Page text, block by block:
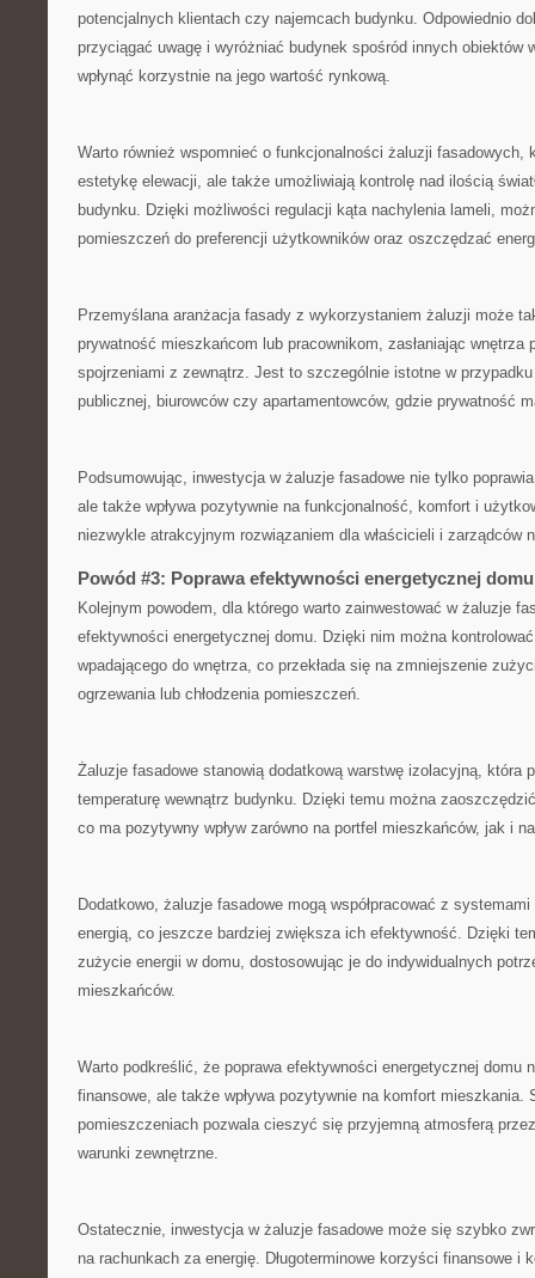
potencjalnych klientach​ czy najemcach budynku. ⁢Odpowiednio
⁢przyciągać uwagę i wyróżniać⁣ budynek spośród innych⁤ obiektów
wpłynąć korzystnie na jego wartość ⁣rynkową.
Warto również wspomnieć o funkcjonalności żaluzji‌ fasadowych,
estetykę ⁢elewacji, ale także⁣ umożliwiają‍ kontrolę nad ilością⁤
budynku. Dzięki możliwości regulacji ‍kąta ‍nachylenia lameli,
pomieszczeń do​ preferencji ⁤użytkowników oraz oszczędzać
Przemyślana aranżacja fasady ‍z ​wykorzystaniem żaluzji może
prywatność mieszkańcom ⁢lub pracownikom, zasłaniając wnętrza⁤
spojrzeniami z zewnątrz. Jest to szczególnie istotne ‌w
publicznej, biurowców⁢ czy apartamentowców, gdzie prywatność
Podsumowując,⁤ inwestycja w żaluzje fasadowe nie tylko
ale⁤ także wpływa ⁣pozytywnie na funkcjonalność, komfort i
niezwykle⁤ atrakcyjnym rozwiązaniem dla właścicieli i zarządców
Powód #3: Poprawa efektywności energetycznej domu
Kolejnym powodem, dla ‍którego​ warto zainwestować⁤ w żaluzje
efektywności energetycznej domu.⁢ Dzięki ⁢nim można kontrolować
wpadającego ‍do ‍wnętrza, co ⁢przekłada się na‌ zmniejszenie
ogrzewania lub ​chłodzenia⁤ pomieszczeń.
Żaluzje⁣ fasadowe stanowią dodatkową warstwę izolacyjną, która
temperaturę wewnątrz budynku. ⁢Dzięki ⁣temu można
co ma pozytywny wpływ zarówno​ na portfel mieszkańców, jak i
Dodatkowo, żaluzje‍ fasadowe ‍mogą‌ współpracować z
energią,⁢ co jeszcze bardziej‌ zwiększa ich efektywność. Dzięki
zużycie​ energii w domu, dostosowując je do indywidualnych
mieszkańców.
Warto ⁣podkreślić, że poprawa efektywności energetycznej domu
‌finansowe, ale także wpływa pozytywnie ​na komfort mieszkania.
‌pomieszczeniach ‍pozwala cieszyć ​się przyjemną atmosferą
warunki zewnętrzne.
Ostatecznie, ‍inwestycja ⁤w ⁤żaluzje fasadowe może się szybko
na​ rachunkach za energię. Długoterminowe korzyści ‍finansowe ‌i